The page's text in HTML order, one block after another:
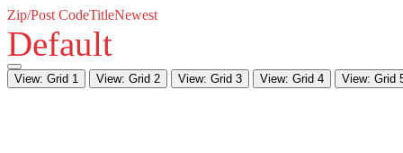
Zip/Post CodeTitleNewest
Default
View: Grid 1 View: Grid 2 View: Grid 3 View: Grid 4 View: Grid